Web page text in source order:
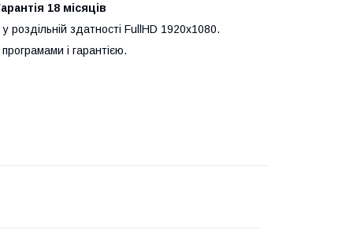
18 місяців
роздільній здатності FullHD 1920x1080.
і гарантією.